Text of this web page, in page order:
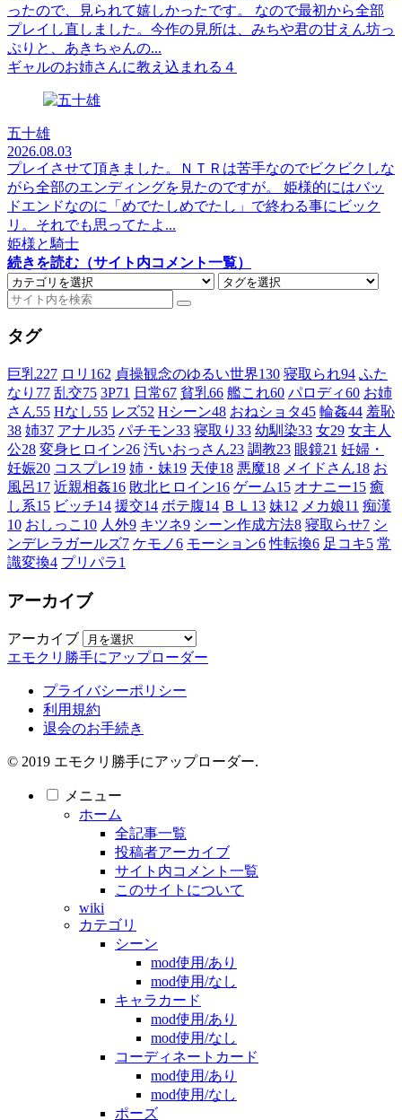
ったので、見られて嬉しかったです。 なので最初から全部
プレイし直しました。今作の見所は、みちや君の甘えん坊っ
ぷりと、あきちゃんの...
ギャルのお姉さんに教え込まれる４
五十雄
2026.08.03
プレイさせて頂きました。ＮＴＲは苦手なのでビクビクしな
がら全部のエンディングを見たのですが。 姫様的にはバッ
ドエンドなのに「めでたしめでたし」で終わる事にビック
リ。それでも思ってたよ...
姫様と騎士
続きを読む（サイト内コメント一覧）
タグ
巨乳227 ロリ 162 貞操観念のゆるい世界130 寝取られ94 ふた
なり 77 乱交75 3P71 日常67 貧乳66 艦これ60 パロディ60 お姉
さん55 Hなし55 レズ52 Hシーン48 おねショタ45 輪姦44 羞恥
38 姉37 アナル35 パチモン33 寝取り 33 幼馴染33 女29 女主人
公28 変身ヒロイン26 汚いおっさん23 調教23 眼鏡21 妊婦・
妊娠20 コスプレ19 姉・妹19 天使18 悪魔18 メイドさん18 お
風呂17 近親相姦16 敗北ヒロイン16 ゲーム15 オナニー15 癒
し系15 ビッチ14 援交14 ボテ腹14 ＢＬ 13 妹12 メカ娘11 痴漢
10 おしっこ 10 人外9 キツネ9 シーン作成方法8 寝取らせ7 シ
ンデレラガールズ7 ケモノ6 モーション6 性転換6 足コキ5 常
識変換4 プリパラ1
アーカイブ
アーカイブ
エモクリ勝手にアップローダー
プライバシーポリシー
利用規約
退会のお手続き
© 2019 エモクリ勝手にアップローダー.
メニュー
ホーム
全記事一覧
投稿者アーカイブ
サイト内コメント一覧
このサイトについて
wiki
カテゴリ
シーン
mod使用/あり
mod使用/なし
キャラカード
mod使用/あり
mod使用/なし
コーディネートカード
mod使用/あり
mod使用/なし
ポーズ